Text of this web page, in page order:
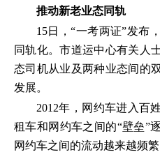
推动新老业态同轨
15日，“一考两证”发布
同轨化。市道运中心有关人
态司机从业及两种业态间的
发展。
2012年，网约车进入百
租车和网约车之间的“壁垒”
网约车之间的流动越来越频繁